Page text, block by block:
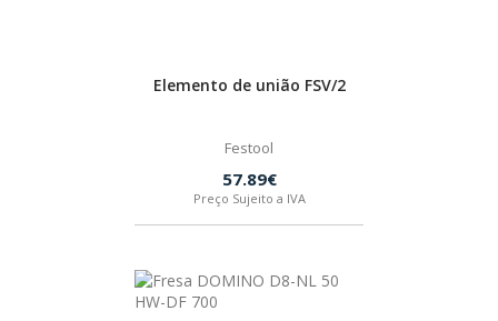
Elemento de união FSV/2
Festool
57.89€
Preço Sujeito a IVA